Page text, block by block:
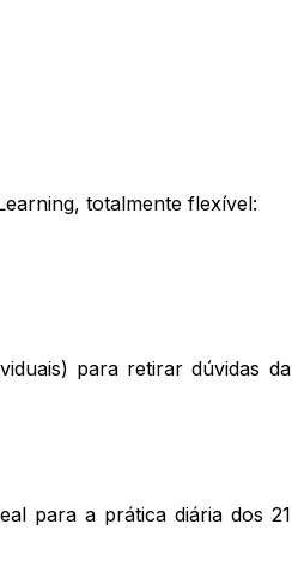
totalmente flexível:
para retirar dúvidas da
para a prática diária dos 21